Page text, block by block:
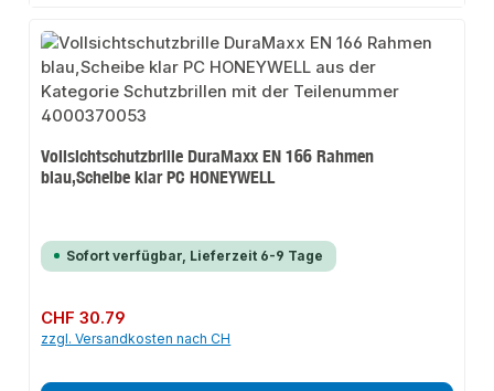
Vollsichtschutzbrille DuraMaxx EN 166 Rahmen
blau,Scheibe klar PC HONEYWELL
Sofort verfügbar, Lieferzeit 6-9 Tage
Regulärer Preis:
CHF 30.79
zzgl. Versandkosten nach CH